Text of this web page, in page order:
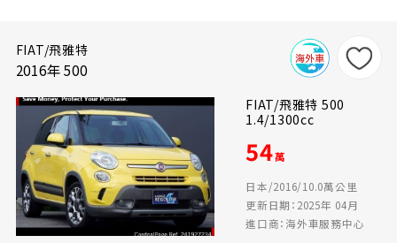
FIAT/飛雅特
2016年 500
FIAT/飛雅特 500
1.4/1300cc
54萬
日本/2016/10.0萬公里
更新日期：2025年 04月
進口商：海外車服務中心